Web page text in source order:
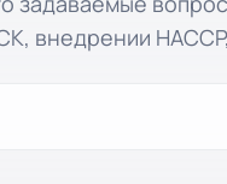
внедрении